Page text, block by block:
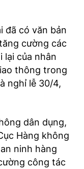
đã có văn bản
cường các
lại của nhân
thông trong
nghỉ lễ 30/4,
dân dụng,
Hàng không
ninh hàng
công tác